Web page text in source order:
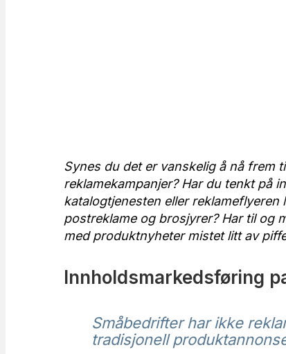
Synes du det er vanskelig å nå frem
reklamekampanjer? Har du tenkt på
katalogtjenesten eller
postreklame og brosjyrer? Har til og
med produktnyheter mistet litt av
Innholdsmarkedsføring
Småbedrifter har ikke
tradisjonell